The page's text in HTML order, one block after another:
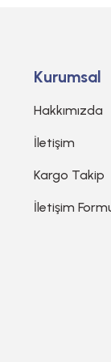
Kurumsal
Hakkımızda
İletişim
Kargo Takip
İletişim